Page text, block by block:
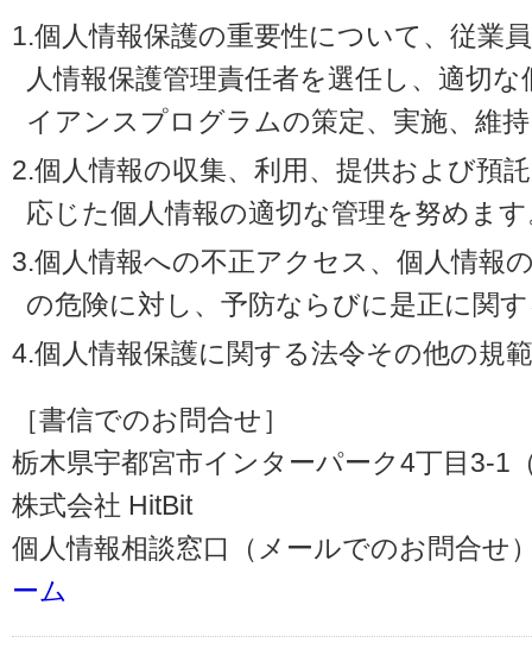
1.個人情報保護の重要性について、従業
人情報保護管理責任者を選任し、適切
イアンスプログラムの策定、実施、維
2.個人情報の収集、利用、提供および預
応じた個人情報の適切な管理を努めま
3.個人情報への不正アクセス、個人情報
の危険に対し、予防ならびに是正に関
4.個人情報保護に関する法令その他の規
［書信でのお問合せ］
栃木県宇都宮市インターパーク4丁目3-1
株式会社 HitBit
個人情報相談窓口（メールでのお問合せ
ーム